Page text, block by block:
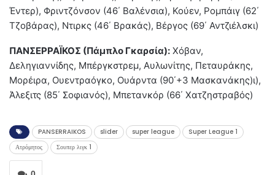
Έντερ), Φριντζόνσον (46΄ Βαλένσια), Κούεν, Ρομπάιγ (62΄
Τζοβάρας), Ντιρκς (46΄ Βρακάς), Βέργος (69΄ Αντζιέλσκι)
ΠΑΝΣΕΡΡΑΪΚΟΣ (Πάμπλο Γκαρσία): Χόβαν,
Δεληγιαννίδης, Μπέργκστρεμ, Αυλωνίτης, Πεταυράκης,
Μορέιρα, Ουεντραόγκο, Ουάρντα (90΄+3 Μασκανάκης)ι),
Άλεξιτς (85΄ Σοφιανός), Μπετανκόρ (66΄ Χατζηστραβός)
PANSERRAIKOS slider super league
Super League 1
Ατρόμητος
Σουπερ λιγκ 1